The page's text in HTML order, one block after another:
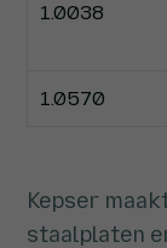
1.0038
1.0570
Kepser
staalplaten